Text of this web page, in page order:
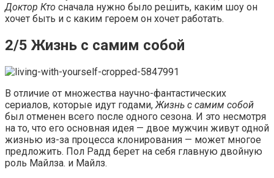
Доктор Кто сначала нужно было решить, каким шоу он
хочет быть и с каким героем он хочет работать.
2/5 Жизнь с самим собой
В отличие от множества научно-фантастических
сериалов, которые идут годами,Жизнь с самим собой
был отменен всего после одного сезона. И это несмотря
на то, что его основная идея — двое мужчин живут одной
жизнью из-за процесса клонирования — может многое
предложить. Пол Радд берет на себя главную двойную
роль Майлза. и Майлз.